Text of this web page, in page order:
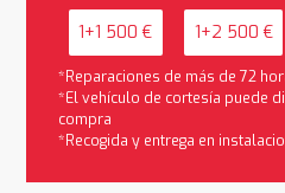
1+1 500 € 1+2 500 €
*Reparaciones de más de 72
*El vehículo de cortesía puede
compra
*Recogida y entrega en